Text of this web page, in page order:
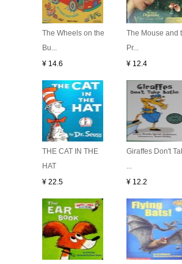
The Wheels on the
Bu...
¥ 14.6
The Mouse and
Pr...
¥ 12.4
THE CAT IN THE
HAT
¥ 22.5
Giraffes Don't
...
¥ 12.2